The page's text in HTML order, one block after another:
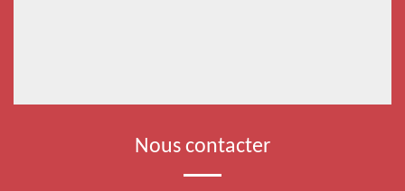
Nous contacter